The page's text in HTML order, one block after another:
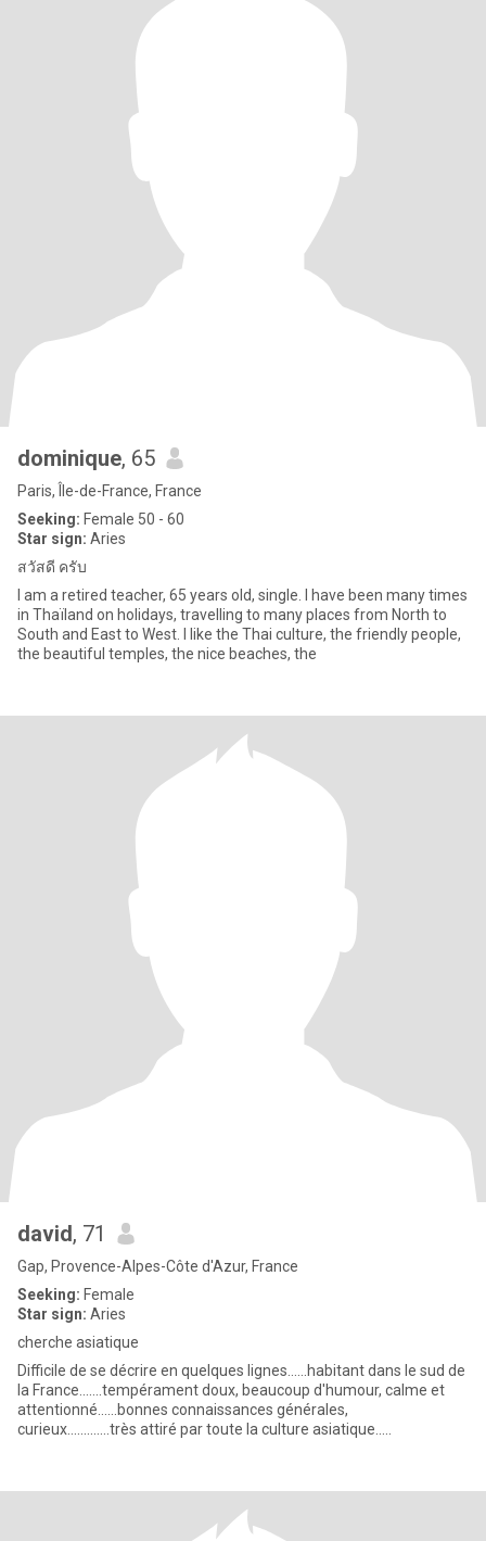
dominique, 65
Paris, Île-de-France, France
Seeking: Female 50 - 60
Star sign: Aries
สวัสดี ครับ
I am a retired teacher, 65 years old, single. I have been many times
in Thaïland on holidays, travelling to many places from North to
South and East to West. I like the Thai culture, the friendly people,
the beautiful temples, the nice beaches, the
david, 71
Gap, Provence-Alpes-Côte d'Azur, France
Seeking: Female
Star sign: Aries
cherche asiatique
Difficile de se décrire en quelques lignes......habitant dans le sud de
la France.......tempérament doux, beaucoup d'humour, calme et
attentionné......bonnes connaissances générales,
curieux.............très attiré par toute la culture asiatique.....